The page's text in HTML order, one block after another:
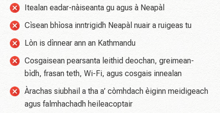
Itealan eadar-nàiseanta gu agus à Neapàl
Cìsean bhìosa inntrigidh Neapàl nuair a ruigeas tu
Lòn is dìnnear ann an Kathmandu
Cosgaisean pearsanta leithid deochan, greimean-
bìdh, frasan teth, Wi-Fi, agus cosgais innealan
Àrachas siubhail a tha a’ còmhdach èiginn meidigeach
agus falmhachadh heileacoptair